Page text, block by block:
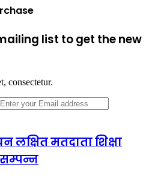
list to get the new
consectetur.
लक्षित मतदाता शिक्षा